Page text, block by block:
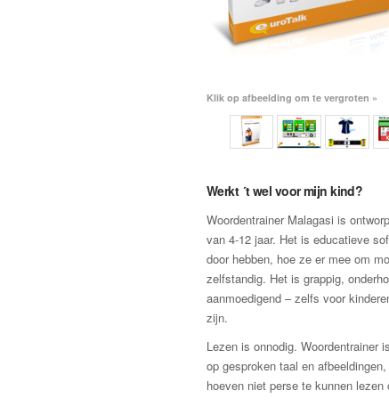
Klik op afbeelding om te vergroten »
Werkt ´t wel voor mijn kind?
Woordentrainer Malagasi is
van 4-12 jaar. Het is educatieve
door hebben, hoe ze er mee om
zelfstandig. Het is grappig,
aanmoedigend – zelfs voor
zijn.
Lezen is onnodig. Woordentrainer
op gesproken taal en
hoeven niet perse te kunnen